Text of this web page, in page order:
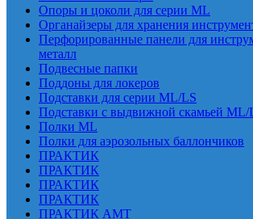
Опоры и цоколи для серии ML
Органайзеры для хранения
Перфорированные панели для
металл
Подвесные папки
Поддоны для локеров
Подставки для серии ML/LS
Подставки с выдвижной скамьей ML/
Полки ML
Полки для аэрозольных баллончиков
ПРАКТИК
ПРАКТИК
ПРАКТИК
ПРАКТИК
ПРАКТИК AMT